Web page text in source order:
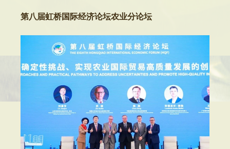
第八届虹桥国际经济论坛农业分论坛